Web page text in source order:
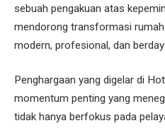
sebuah pengakuan atas
mendorong transformasi
modern, profesional, dan
Penghargaan yang digelar di
momentum penting yang
tidak hanya berfokus pada